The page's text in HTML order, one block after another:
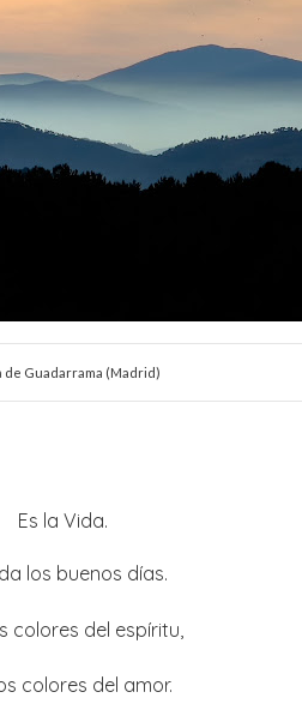
de Guadarrama (Madrid)
Es la Vida.
los buenos días.
colores del espíritu,
colores del amor.